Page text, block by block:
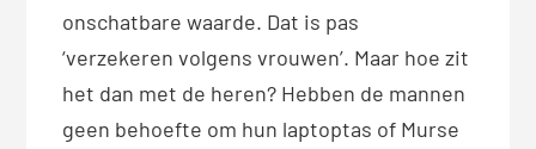
onschatbare waarde. Dat is pas
‘verzekeren volgens vrouwen’. Maar hoe zit
het dan met de heren? Hebben de mannen
geen behoefte om hun laptoptas of Murse